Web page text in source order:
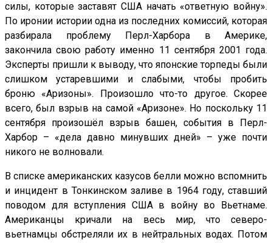
силы, которые заставят США начать «ответную войну».
По иронии истории одна из последних комиссий, которая
разбирала проблему Перл-Харбора в Америке,
закончила свою работу именно 11 сентября 2001 года.
Эксперты пришли к выводу, что японские торпеды были
слишком устаревшими и слабыми, чтобы пробить
броню «Аризоны». Произошло что-то другое. Скорее
всего, был взрыв на самой «Аризоне». Но поскольку 11
сентября произошёл взрыв башен, события в Перл-
Харбор – «дела давно минувших дней» – уже почти
никого не волновали.
В списке американских казусов белли можно вспомнить
и инцидент в Тонкинском заливе в 1964 году, ставший
поводом для вступления США в войну во Вьетнаме.
Американцы кричали на весь мир, что северо-
вьетнамцы обстреляли их в нейтральных водах. Потом